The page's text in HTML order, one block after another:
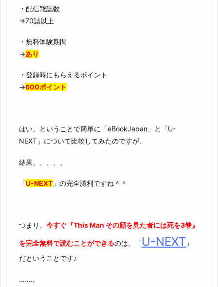
・配信雑誌数
→70誌以上
・無料体験期間
→あり
・登録時にもらえるポイント
→600ポイント
はい、ということで簡単に「eBookJapan」と「U-
NEXT」について比較してみたのですが、
結果、、、、、
「U-NEXT 」の完全勝利ですね＾＾
つまり、 今すぐ『This Man その顔を見た者には死を3巻』
を完全無料で読むことができるのは、「U-NEXT 」
だということです♪
……..